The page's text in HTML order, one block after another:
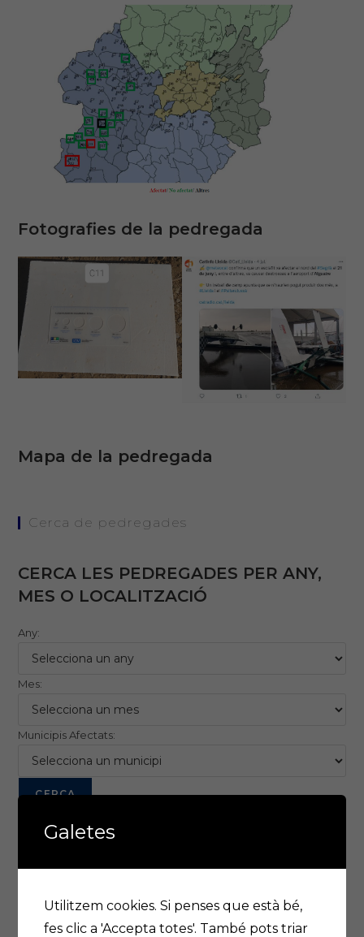
Fotografies de la pedregada
Mapa de la pedregada
Cerca de pedregades
CERCA LES PEDREGADES PER ANY,
MES O LOCALITZACIÓ
Any:
Mes:
Municipis Afectats:
Galetes
Utilitzem cookies. Si penses que està bé,
fes clic a 'Accepta totes'. També pots triar